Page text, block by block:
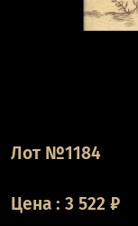
Лот №1184
Цена : 3 522 ₽